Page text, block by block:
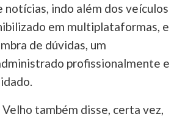
indo além dos veículos
em multiplataformas, e
de dúvidas, um
profissionalmente e
também disse, certa vez,